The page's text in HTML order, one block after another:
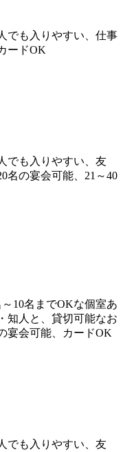
でも入りやすい、仕事
ードOK
でも入りやすい、友
名の宴会可能、21～40
10名までOKな個室あ
知人と、貸切可能なお
宴会可能、カードOK
でも入りやすい、友